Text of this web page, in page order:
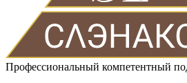
Профессиональный компетентный